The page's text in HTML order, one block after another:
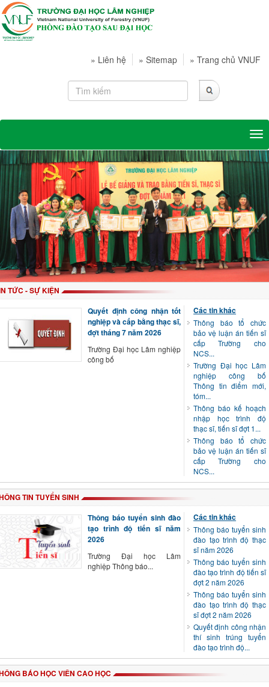
» Liên hệ » Sitemap » Trang chủ VNUF
TỨC - SỰ KIỆN
Quyết định công nhận tốt
nghiệp và cấp bằng thạc sĩ,
đợt tháng 7 năm 2026
Trường Đại học Lâm nghiệp
công bố
Các tin khác
Thông báo tổ chức
bảo vệ luận án tiến sĩ
cấp Trường cho
NCS...
Trường Đại học Lâm
nghiệp công bố
Thông tin điểm mới,
tóm...
Thông báo kế hoạch
nhập học trình độ
thạc sĩ, tiến sĩ đợt 1...
Thông báo tổ chức
bảo vệ luận án tiến sĩ
cấp Trường cho
NCS...
TIN TUYỂN SINH
Thông báo tuyển sinh đào
tạo trình độ tiến sĩ năm
2026
Trường Đại học Lâm
nghiệp Thông báo...
Các tin khác
Thông báo tuyển sinh
đào tạo trình độ thạc
sĩ năm 2026
Thông báo tuyển sinh
đào tạo trình độ tiến sĩ
đợt 2 năm 2026
Thông báo tuyển sinh
đào tạo trình độ thạc
sĩ đợt 2 năm 2026
Quyết định công nhận
thí sinh trúng tuyển
đào tạo trình độ...
BÁO HỌC VIÊN CAO HỌC